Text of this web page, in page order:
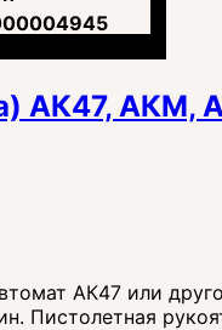
АК47, АКМ,
АК47 или
Пистолетная